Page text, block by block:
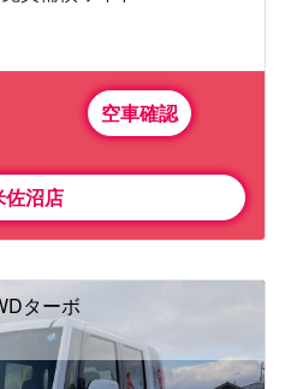
空車確認
佐沼店
ターボ